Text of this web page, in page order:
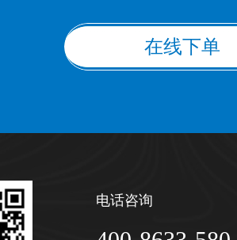
在线下单
电话咨询